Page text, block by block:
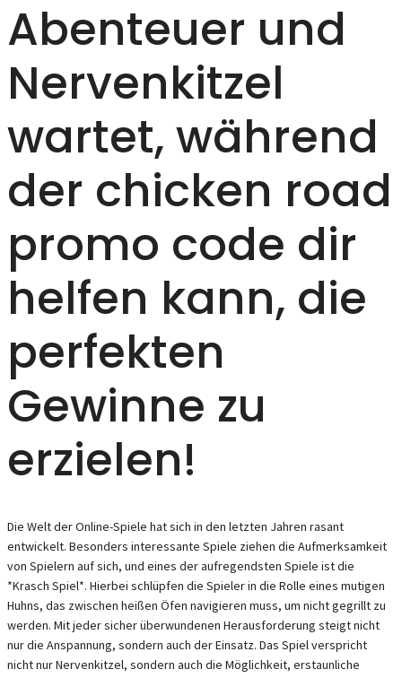
Abenteuer und
Nervenkitzel
wartet, während
der chicken road
promo code dir
helfen kann, die
perfekten
Gewinne zu
erzielen!
Die Welt der Online-Spiele hat sich in den letzten Jahren rasant
entwickelt. Besonders interessante Spiele ziehen die Aufmerksamkeit
von Spielern auf sich, und eines der aufregendsten Spiele ist die
*Krasch Spiel*. Hierbei schlüpfen die Spieler in die Rolle eines mutigen
Huhns, das zwischen heißen Öfen navigieren muss, um nicht gegrillt zu
werden. Mit jeder sicher überwundenen Herausforderung steigt nicht
nur die Anspannung, sondern auch der Einsatz. Das Spiel verspricht
nicht nur Nervenkitzel, sondern auch die Möglichkeit, erstaunliche